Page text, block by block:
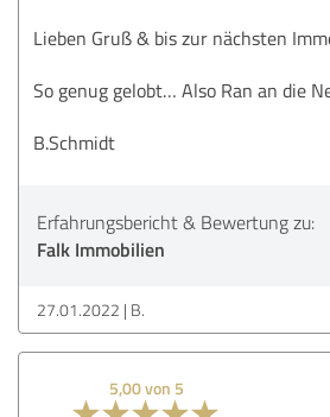
Lieben Gruß & bis zur nächsten
So genug gelobt… Also Ran an die
B.Schmidt
Erfahrungsbericht & Bewertung zu:
Falk Immobilien
27.01.2022 B.
5,00 von 5